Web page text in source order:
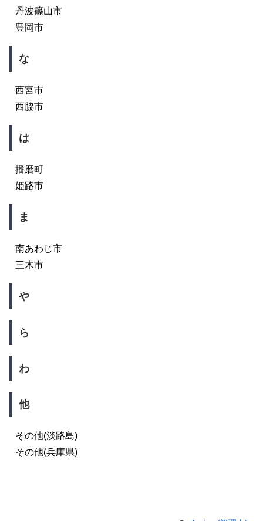
丹波篠山市
豊岡市
な
西宮市
西脇市
は
播磨町
姫路市
ま
南あわじ市
三木市
や
ら
わ
他
その他(淡路島)
その他(兵庫県)